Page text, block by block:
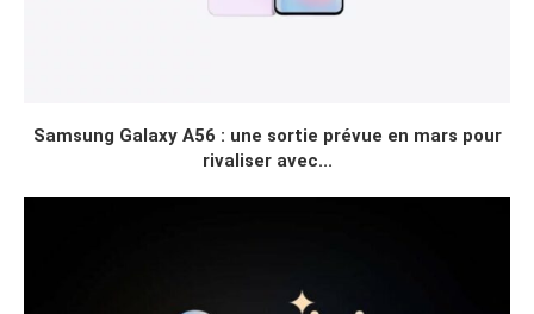
Samsung Galaxy A56 : une sortie prévue en mars pour
rivaliser avec...